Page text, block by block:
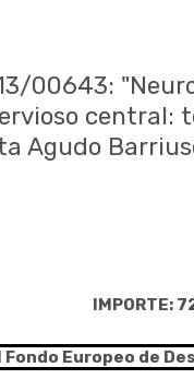
00643:
central:
Agudo
IMPORTE:
Europeo de